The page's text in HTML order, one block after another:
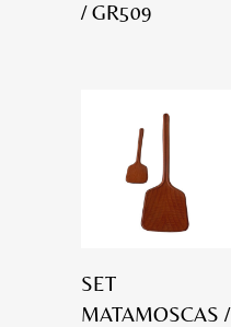
/ GR509
SET
MATAMOSCAS /